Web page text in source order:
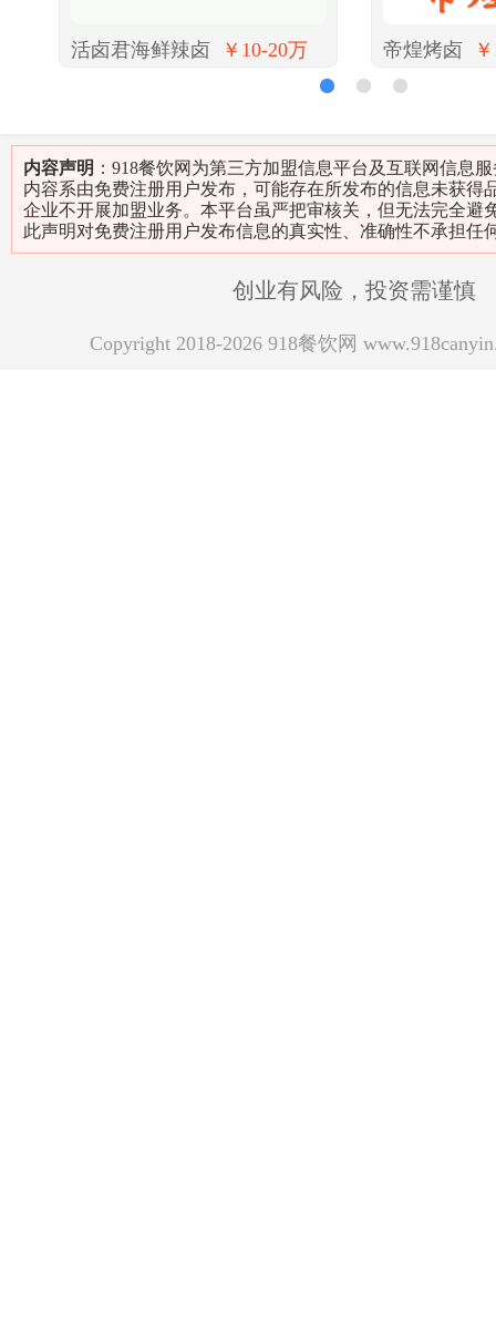
活卤君海鲜辣卤 ￥10-20万 帝煌烤卤
内容声明 ：918餐饮网为第三方加盟信息平台及互联网信息
内容系由免费注册用户发布，可能存在所发布的信息未获得
企业不开展加盟业务。本平台虽严把审核关，但无法完全避
此声明对免费注册用户发布信息的真实性、准确性不承担任
创业有风险，投资需谨慎
Copyright 2018-2026 918餐饮网